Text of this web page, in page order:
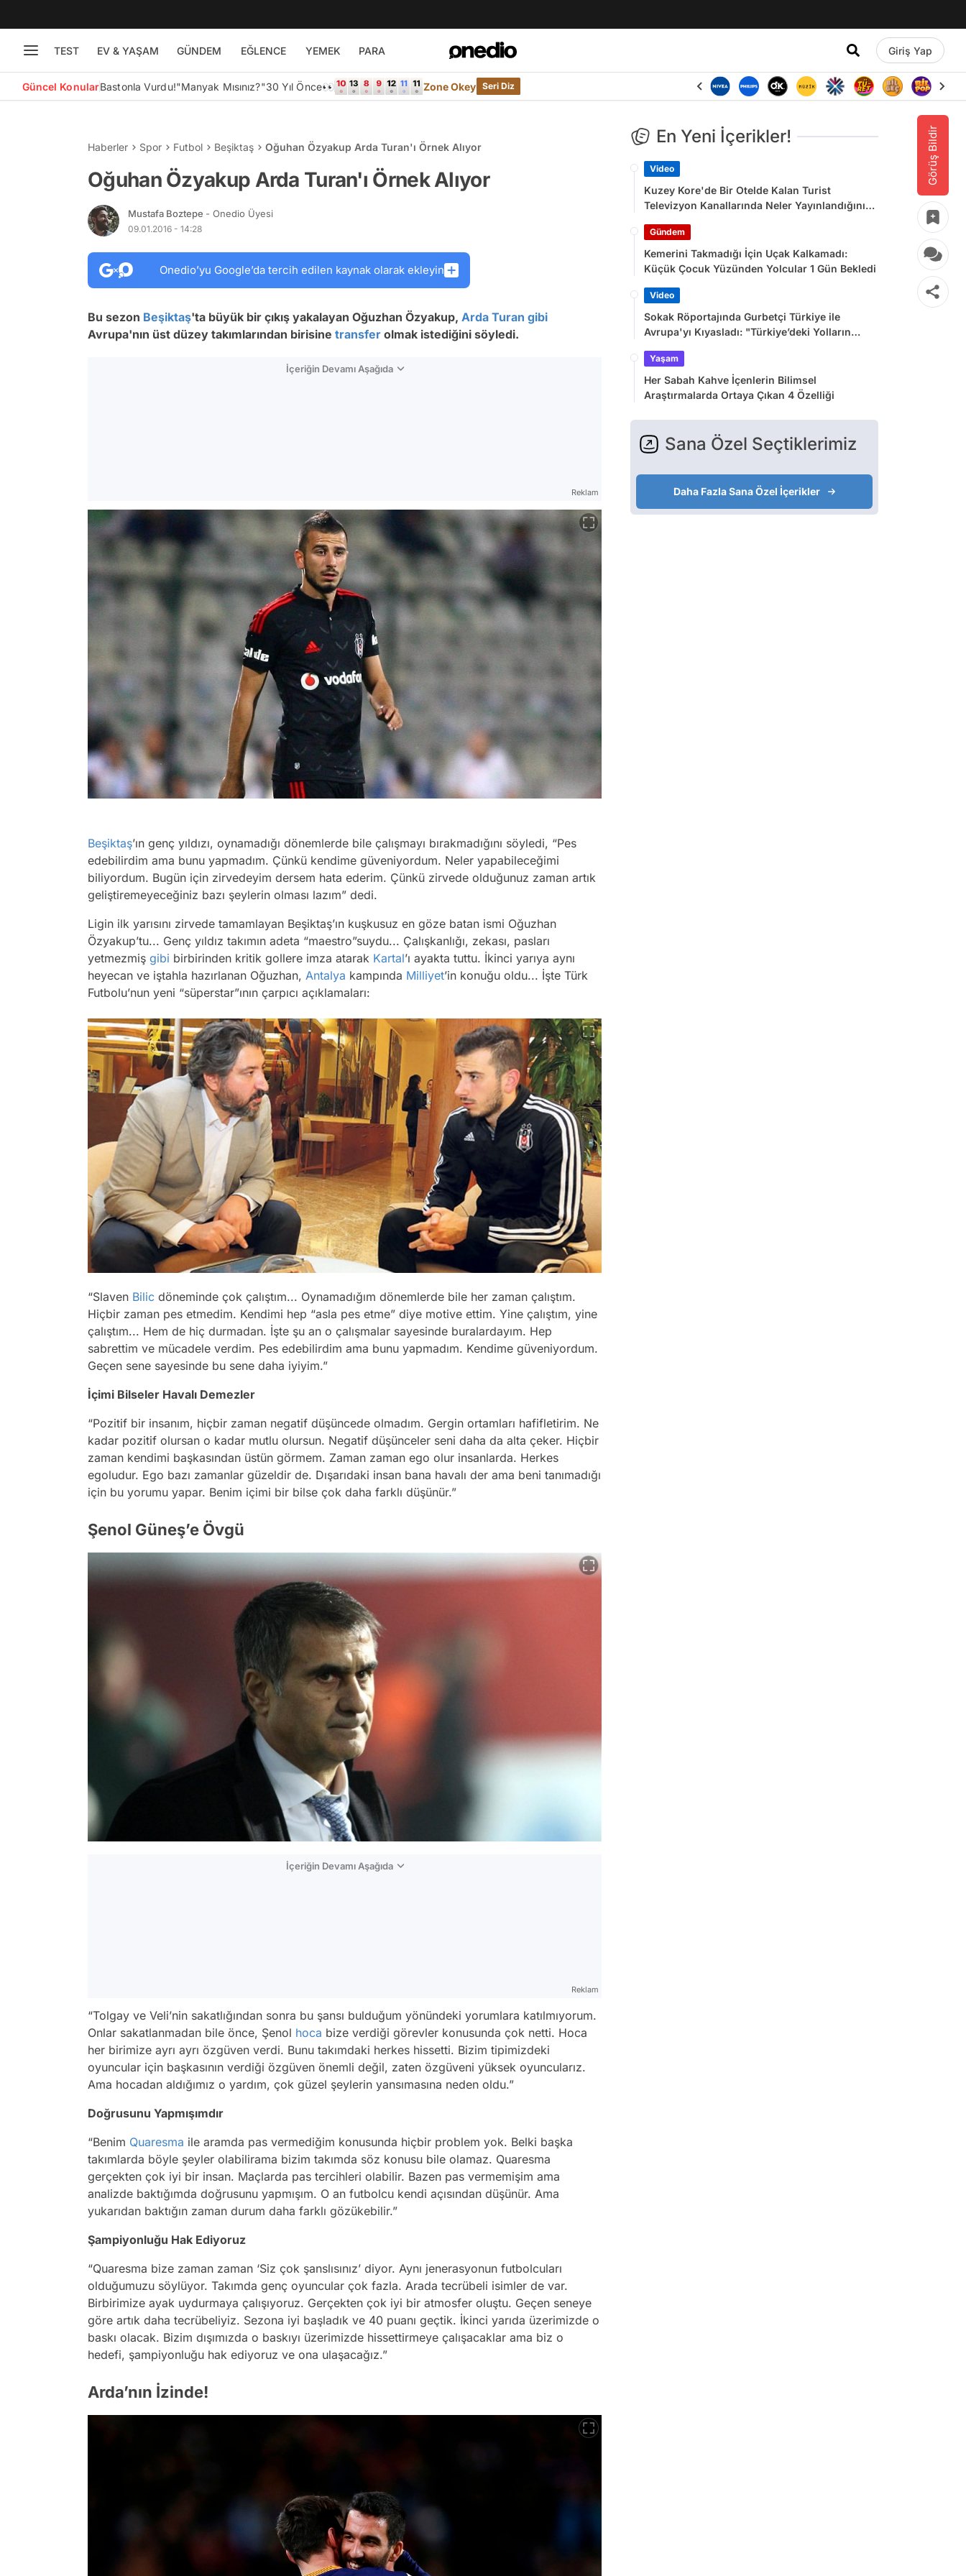
TEST EV & YAŞAM GÜNDEM EĞLENCE YEMEK PARA Giriş Yap
Güncel KonularBastonla Vurdu!"Manyak Mısınız?"30 Yıl Önce👀 Zone Okey Seri Diz
Görüş Bildir
Haberler Spor Futbol Beşiktaş Oğuhan Özyakup Arda Turan'ı Örnek Alıyor
Oğuhan Özyakup Arda Turan'ı Örnek Alıyor
Mustafa Boztepe - Onedio Üyesi
09.01.2016 - 14:28
Onedio’yu Google’da tercih edilen kaynak olarak ekleyin
Bu sezon Beşiktaş'ta büyük bir çıkış yakalayan Oğuzhan Özyakup, Arda Turan gibi
Avrupa'nın üst düzey takımlarından birisine transfer olmak istediğini söyledi.
İçeriğin Devamı Aşağıda
Reklam
Beşiktaş’ın genç yıldızı, oynamadığı dönemlerde bile çalışmayı bırakmadığını söyledi, “Pes
edebilirdim ama bunu yapmadım. Çünkü kendime güveniyordum. Neler yapabileceğimi
biliyordum. Bugün için zirvedeyim dersem hata ederim. Çünkü zirvede olduğunuz zaman artık
geliştiremeyeceğiniz bazı şeylerin olması lazım” dedi.
Ligin ilk yarısını zirvede tamamlayan Beşiktaş’ın kuşkusuz en göze batan ismi Oğuzhan
Özyakup’tu... Genç yıldız takımın adeta “maestro”suydu... Çalışkanlığı, zekası, pasları
yetmezmiş gibi birbirinden kritik gollere imza atarak Kartal’ı ayakta tuttu. İkinci yarıya aynı
heyecan ve iştahla hazırlanan Oğuzhan, Antalya kampında Milliyet’in konuğu oldu... İşte Türk
Futbolu’nun yeni “süperstar”ının çarpıcı açıklamaları:
“Slaven Bilic döneminde çok çalıştım... Oynamadığım dönemlerde bile her zaman çalıştım.
Hiçbir zaman pes etmedim. Kendimi hep “asla pes etme” diye motive ettim. Yine çalıştım, yine
çalıştım... Hem de hiç durmadan. İşte şu an o çalışmalar sayesinde buralardayım. Hep
sabrettim ve mücadele verdim. Pes edebilirdim ama bunu yapmadım. Kendime güveniyordum.
Geçen sene sayesinde bu sene daha iyiyim.”
İçimi Bilseler Havalı Demezler
“Pozitif bir insanım, hiçbir zaman negatif düşüncede olmadım. Gergin ortamları hafifletirim. Ne
kadar pozitif olursan o kadar mutlu olursun. Negatif düşünceler seni daha da alta çeker. Hiçbir
zaman kendimi başkasından üstün görmem. Zaman zaman ego olur insanlarda. Herkes
egoludur. Ego bazı zamanlar güzeldir de. Dışarıdaki insan bana havalı der ama beni tanımadığı
için bu yorumu yapar. Benim içimi bir bilse çok daha farklı düşünür.”
Şenol Güneş’e Övgü
İçeriğin Devamı Aşağıda
Reklam
“Tolgay ve Veli’nin sakatlığından sonra bu şansı bulduğum yönündeki yorumlara katılmıyorum.
Onlar sakatlanmadan bile önce, Şenol hoca bize verdiği görevler konusunda çok netti. Hoca
her birimize ayrı ayrı özgüven verdi. Bunu takımdaki herkes hissetti. Bizim tipimizdeki
oyuncular için başkasının verdiği özgüven önemli değil, zaten özgüveni yüksek oyuncularız.
Ama hocadan aldığımız o yardım, çok güzel şeylerin yansımasına neden oldu.”
Doğrusunu Yapmışımdır
“Benim Quaresma ile aramda pas vermediğim konusunda hiçbir problem yok. Belki başka
takımlarda böyle şeyler olabilirama bizim takımda söz konusu bile olamaz. Quaresma
gerçekten çok iyi bir insan. Maçlarda pas tercihleri olabilir. Bazen pas vermemişim ama
analizde baktığımda doğrusunu yapmışım. O an futbolcu kendi açısından düşünür. Ama
yukarıdan baktığın zaman durum daha farklı gözükebilir.”
Şampiyonluğu Hak Ediyoruz
“Quaresma bize zaman zaman ‘Siz çok şanslısınız’ diyor. Aynı jenerasyonun futbolcuları
olduğumuzu söylüyor. Takımda genç oyuncular çok fazla. Arada tecrübeli isimler de var.
Birbirimize ayak uydurmaya çalışıyoruz. Gerçekten çok iyi bir atmosfer oluştu. Geçen seneye
göre artık daha tecrübeliyiz. Sezona iyi başladık ve 40 puanı geçtik. İkinci yarıda üzerimizde o
baskı olacak. Bizim dışımızda o baskıyı üzerimizde hissettirmeye çalışacaklar ama biz o
hedefi, şampiyonluğu hak ediyoruz ve ona ulaşacağız.”
Arda’nın İzinde!
En Yeni İçerikler!
Video
Kuzey Kore'de Bir Otelde Kalan Turist
Televizyon Kanallarında Neler Yayınlandığını
Gündem
Kemerini Takmadığı İçin Uçak Kalkamadı:
Küçük Çocuk Yüzünden Yolcular 1 Gün Bekledi
Video
Sokak Röportajında Gurbetçi Türkiye ile
Avrupa'yı Kıyasladı: "Türkiye’deki Yolların
Yaşam
Her Sabah Kahve İçenlerin Bilimsel
Araştırmalarda Ortaya Çıkan 4 Özelliği
Sana Özel Seçtiklerimiz
Daha Fazla Sana Özel İçerikler